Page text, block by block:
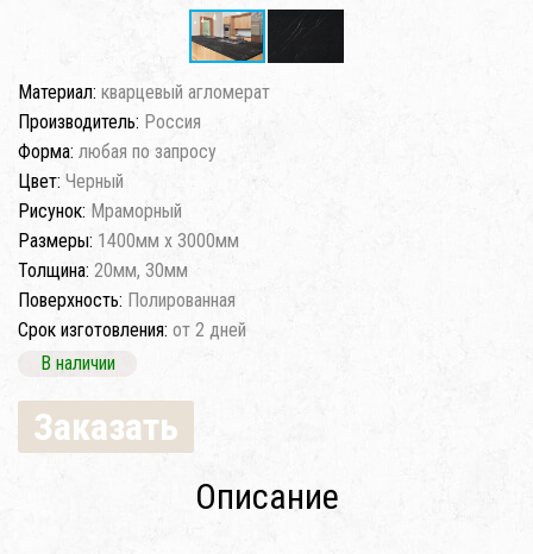
Материал: кварцевый агломерат
Производитель: Россия
Форма: любая по запросу
Цвет: Черный
Рисунок: Мраморный
Размеры: 1400мм x 3000мм
Толщина: 20мм, 30мм
Поверхность: Полированная
Срок изготовления: от 2 дней
В наличии
Заказать
Описание